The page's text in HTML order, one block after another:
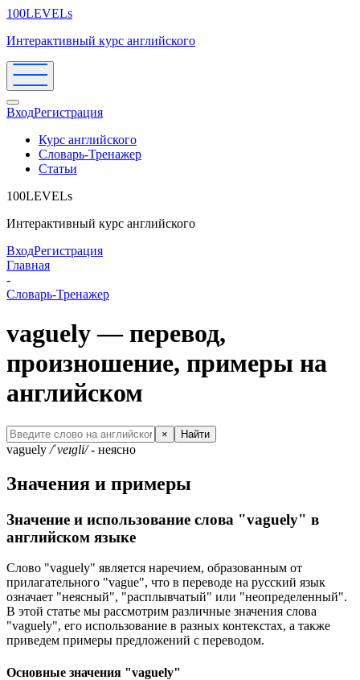
100LEVELs
Интерактивный курс английского
ВходРегистрация
Курс английского
Словарь-Тренажер
Статьи
100LEVELs
Интерактивный курс английского
ВходРегистрация
Главная
-
Словарь-Тренажер
vaguely — перевод,
произношение, примеры на
английском
× Найти
vaguely /ˈveɪɡli/- неясно
Значения и примеры
Значение и использование слова "vaguely" в
английском языке
Слово "vaguely" является наречием, образованным от
прилагательного "vague", что в переводе на русский язык
означает "неясный", "расплывчатый" или "неопределенный".
В этой статье мы рассмотрим различные значения слова
"vaguely", его использование в разных контекстах, а также
приведем примеры предложений с переводом.
Основные значения "vaguely"